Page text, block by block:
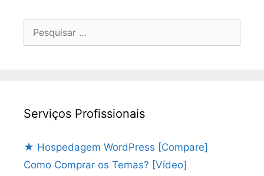
Serviços Profissionais
★ Hospedagem WordPress [Compare]
Como Comprar os Temas? [Vídeo]